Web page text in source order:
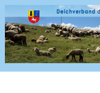
Zum
Inhalt
springen